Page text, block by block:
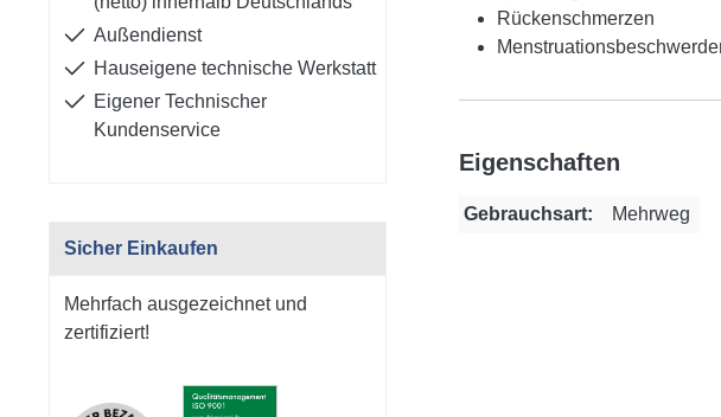
Außendienst
Hauseigene technische Werkstatt
Eigener Technischer
Kundenservice
Sicher Einkaufen
Mehrfach ausgezeichnet und
zertifiziert!
Rückenschmerzen
Eigenschaften
Gebrauchsart: Mehrweg